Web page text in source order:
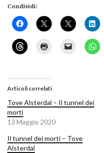
Condividi:
Articoli correlati
Tove Alsterdal – Il tunnel dei
morti
13 Maggio 2020
Il tunnel dei morti – Tove
Alsterdal